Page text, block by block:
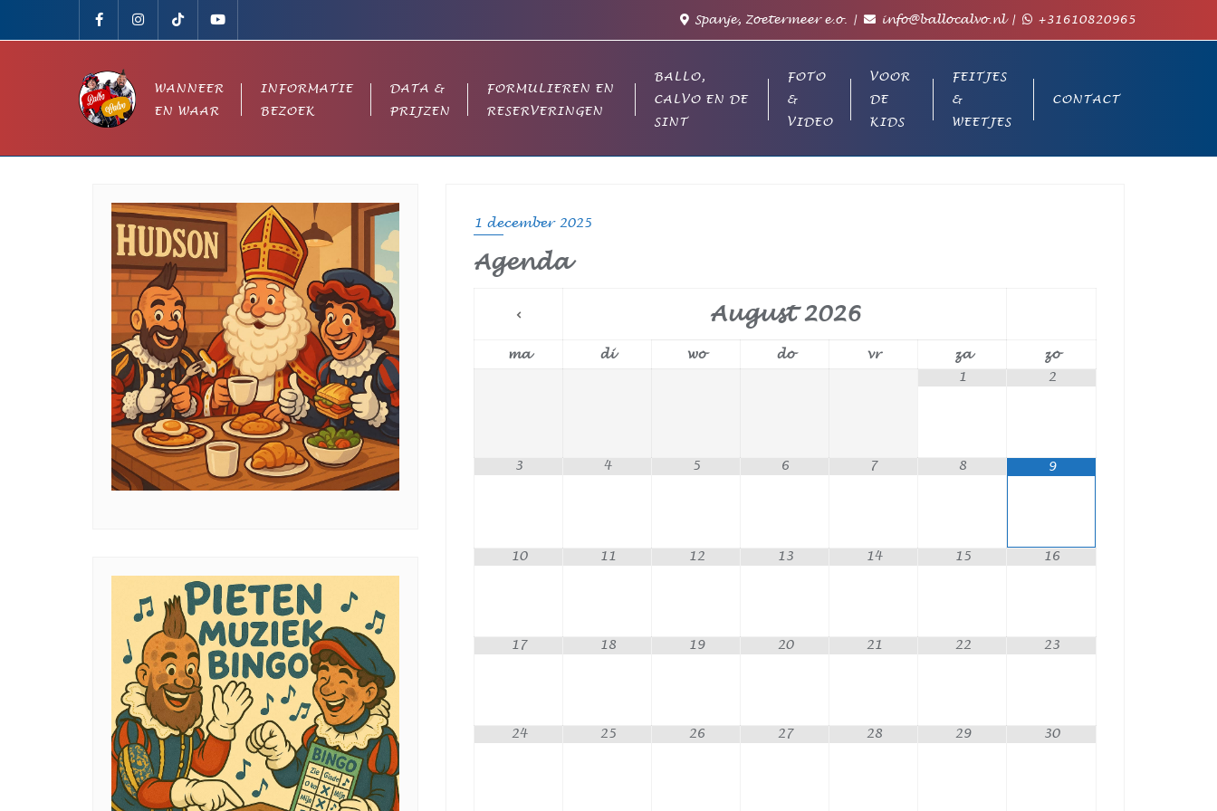
Spanje, Zoetermeer e.o. info@ballocalvo.nl +31610820965
WANNEER
EN WAAR
INFORMATIE
BEZOEK
DATA &
PRIJZEN
FORMULIEREN EN
RESERVERINGEN
BALLO,
CALVO EN DE
SINT
FOTO
&
VIDEO
VOOR
DE
KIDS
FEITJES
&
WEETJES
CONTACT
1 december 2025
Agenda
August 2026
ma di wo do vr za
zo
1
2
3 4 5 6 7 8 9
10 11 12 13 14 15 16
17 18 19 20 21 22 23
24 25 26 27 28 29 30